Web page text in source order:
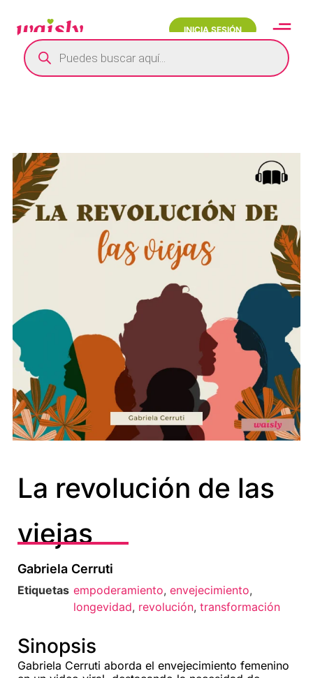
INICIA SESIÓN
La revolución de las
viejas
Gabriela Cerruti
Etiquetas empoderamiento, envejecimiento,
longevidad, revolución, transformación
Sinopsis
Gabriela Cerruti aborda el envejecimiento femenino